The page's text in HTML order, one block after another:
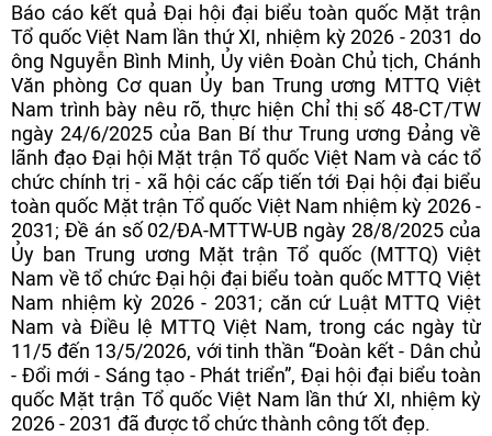
Báo cáo kết quả Đại hội đại biểu toàn quốc Mặt trận
Tổ quốc Việt Nam lần thứ XI, nhiệm kỳ 2026 - 2031 do
ông Nguyễn Bình Minh, Ủy viên Đoàn Chủ tịch, Chánh
Văn phòng Cơ quan Ủy ban Trung ương MTTQ Việt
Nam trình bày nêu rõ, thực hiện Chỉ thị số 48-CT/TW
ngày 24/6/2025 của Ban Bí thư Trung ương Đảng về
lãnh đạo Đại hội Mặt trận Tổ quốc Việt Nam và các tổ
chức chính trị - xã hội các cấp tiến tới Đại hội đại biểu
toàn quốc Mặt trận Tổ quốc Việt Nam nhiệm kỳ 2026 -
2031; Đề án số 02/ĐA-MTTW-UB ngày 28/8/2025 của
Ủy ban Trung ương Mặt trận Tổ quốc (MTTQ) Việt
Nam về tổ chức Đại hội đại biểu toàn quốc MTTQ Việt
Nam nhiệm kỳ 2026 - 2031; căn cứ Luật MTTQ Việt
Nam và Điều lệ MTTQ Việt Nam, trong các ngày từ
11/5 đến 13/5/2026, với tinh thần “Đoàn kết - Dân chủ
- Đổi mới - Sáng tạo - Phát triển”, Đại hội đại biểu toàn
quốc Mặt trận Tổ quốc Việt Nam lần thứ XI, nhiệm kỳ
2026 - 2031 đã được tổ chức thành công tốt đẹp.